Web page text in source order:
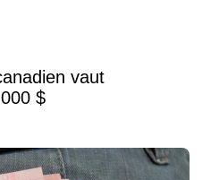
vaut
$